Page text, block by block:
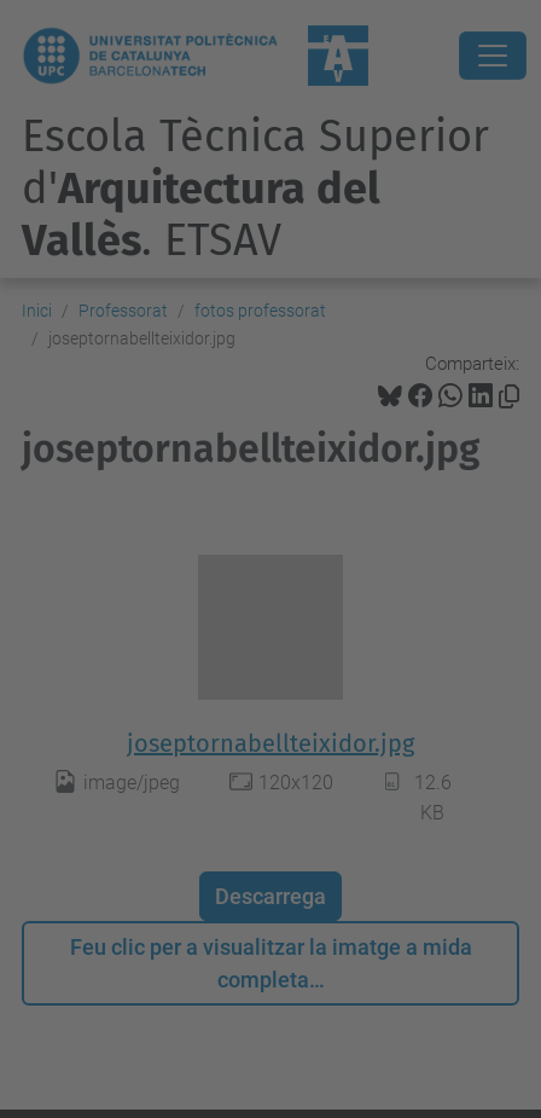
Escola Tècnica Superior
d'Arquitectura del
Vallès. ETSAV
Inici Professorat
fotos professorat
joseptornabellteixidor.jpg
Comparteix:
joseptornabellteixidor.jpg
joseptornabellteixidor.jpg
image/jpeg 120x120
12.6
KB
Descarrega
Feu clic per a visualitzar la imatge a mida
completa…